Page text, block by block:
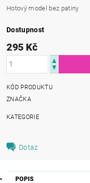
Hotový model bez patiny
Dostupnost
295 Kč
KÓD PRODUKTU
ZNAČKA
KATEGORIE
Dotaz
POPIS